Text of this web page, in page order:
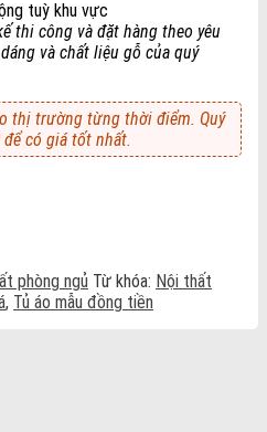
tuỳ khu vực
thi công và đặt hàng theo yêu
và chất liệu gỗ của quý
thị trường từng thời điểm. Quý
để có giá tốt nhất.
phòng ngủ Từ khóa: Nội thất
, Tủ áo mẫu đồng tiền